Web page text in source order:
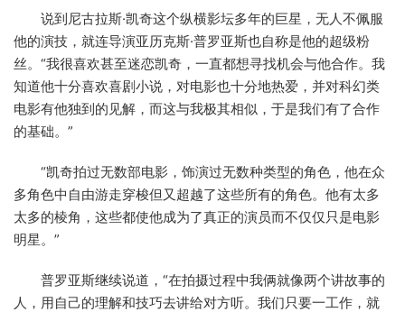
说到尼古拉斯·凯奇这个纵横影坛多年的巨星，无人不佩服
他的演技，就连导演亚历克斯·普罗亚斯也自称是他的超级粉
丝。“我很喜欢甚至迷恋凯奇，一直都想寻找机会与他合作。我
知道他十分喜欢喜剧小说，对电影也十分地热爱，并对科幻类
电影有他独到的见解，而这与我极其相似，于是我们有了合作
的基础。”
“凯奇拍过无数部电影，饰演过无数种类型的角色，他在众
多角色中自由游走穿梭但又超越了这些所有的角色。他有太多
太多的棱角，这些都使他成为了真正的演员而不仅仅只是电影
明星。”
普罗亚斯继续说道，“在拍摄过程中我俩就像两个讲故事的
人，用自己的理解和技巧去讲给对方听。我们只要一工作，就